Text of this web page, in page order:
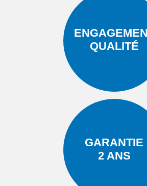
QUALITÉ
GARANTIE
2 ANS